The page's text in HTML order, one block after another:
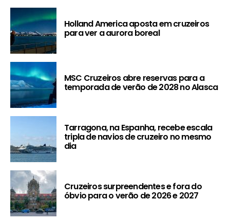
Holland America aposta em cruzeiros
para ver a aurora boreal
MSC Cruzeiros abre reservas para a
temporada de verão de 2028 no Alasca
Tarragona, na Espanha, recebe escala
tripla de navios de cruzeiro no mesmo
dia
Cruzeiros surpreendentes e fora do
óbvio para o verão de 2026 e 2027